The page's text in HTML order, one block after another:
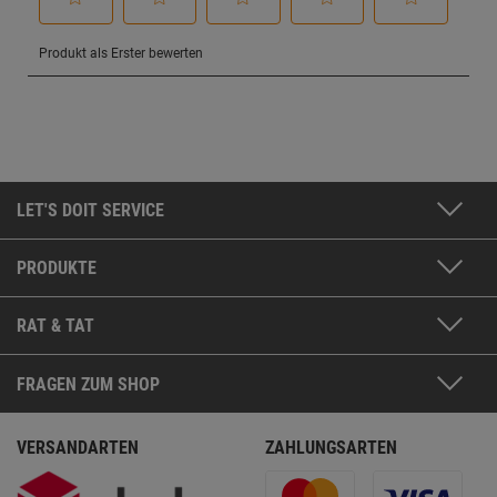
LET'S DOIT SERVICE
PRODUKTE
RAT & TAT
FRAGEN ZUM SHOP
VERSANDARTEN ZAHLUNGSARTEN